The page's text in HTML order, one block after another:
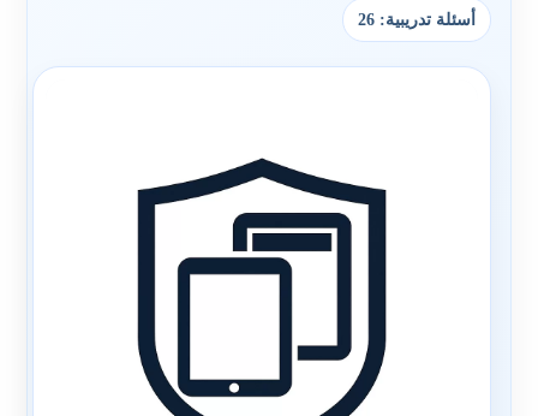
أسئلة تدريبية: 26